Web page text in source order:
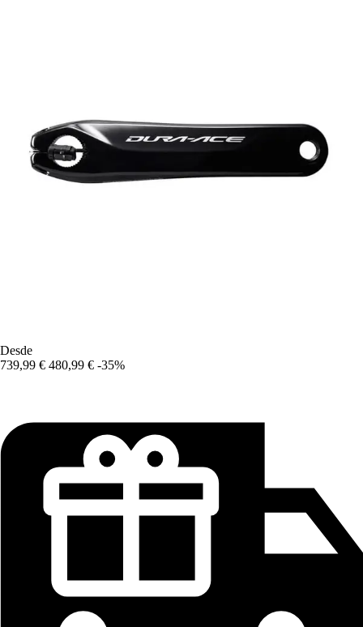
Desde
739,99 € 480,99 € -35%